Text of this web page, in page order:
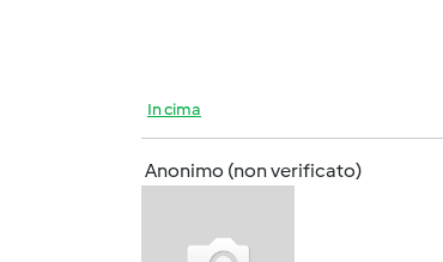
In cima
Anonimo (non verificato)